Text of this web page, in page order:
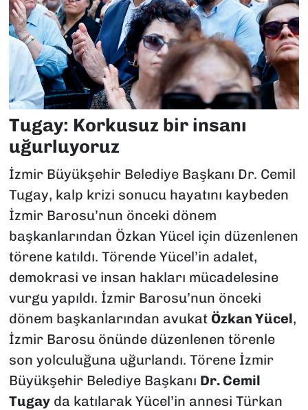
Tugay: Korkusuz bir insanı
uğurluyoruz
İzmir Büyükşehir Belediye Başkanı Dr. Cemil
Tugay, kalp krizi sonucu hayatını kaybeden
İzmir Barosu’nun önceki dönem
başkanlarından Özkan Yücel için düzenlenen
törene katıldı. Törende Yücel’in adalet,
demokrasi ve insan hakları mücadelesine
vurgu yapıldı. İzmir Barosu’nun önceki
dönem başkanlarından avukat Özkan Yücel,
İzmir Barosu önünde düzenlenen törenle
son yolculuğuna uğurlandı. Törene İzmir
Büyükşehir Belediye Başkanı Dr. Cemil
Tugayda katılarak Yücel’in annesi Türkan